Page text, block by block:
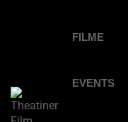
FILME
EVENTS